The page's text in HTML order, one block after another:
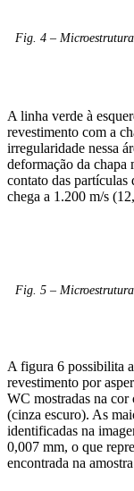
Fig. 4 –
A linha verde à
revestimento com a
irregularidade nessa
deformação da chapa
contato das partículas
chega a 1.200 m/s
Fig. 5 –
A figura 6 possibilita
revestimento por
WC mostradas na cor
(cinza escuro). As
identificadas na
0,007 mm, o que
encontrada na